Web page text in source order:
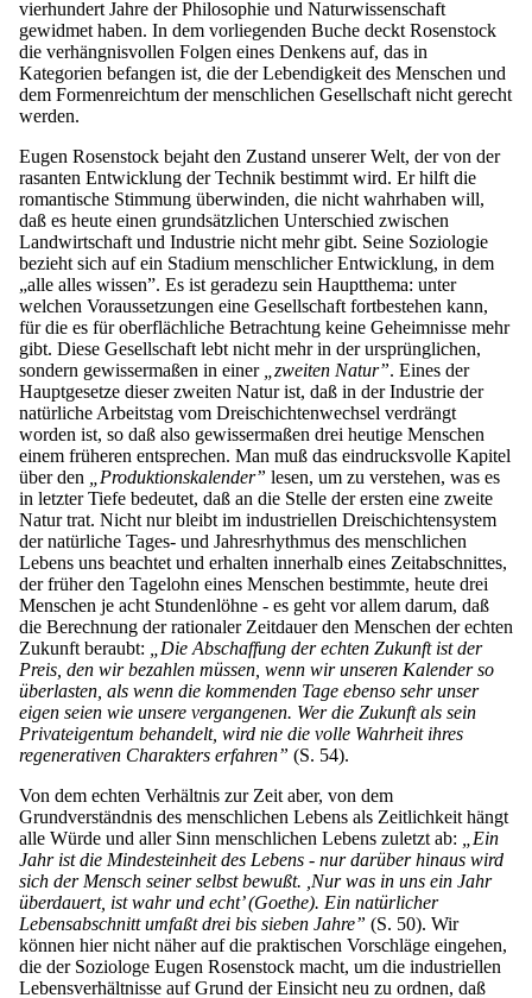
vierhundert Jahre der Philosophie und Naturwissenschaft
gewidmet haben. In dem vorliegenden Buche deckt Rosenstock
die verhängnisvollen Folgen eines Denkens auf, das in
Kategorien befangen ist, die der Lebendigkeit des Menschen und
dem Formenreichtum der menschlichen Gesellschaft nicht gerecht
werden.
Eugen Rosenstock bejaht den Zustand unserer Welt, der von der
rasanten Entwicklung der Technik bestimmt wird. Er hilft die
romantische Stimmung überwinden, die nicht wahrhaben will,
daß es heute einen grundsätzlichen Unterschied zwischen
Landwirtschaft und Industrie nicht mehr gibt. Seine Soziologie
bezieht sich auf ein Stadium menschlicher Entwicklung, in dem
„alle alles wissen”. Es ist geradezu sein Hauptthema: unter
welchen Voraussetzungen eine Gesellschaft fortbestehen kann,
für die es für oberflächliche Betrachtung keine Geheimnisse mehr
gibt. Diese Gesellschaft lebt nicht mehr in der ursprünglichen,
sondern gewissermaßen in einer „zweiten Natur”. Eines der
Hauptgesetze dieser zweiten Natur ist, daß in der Industrie der
natürliche Arbeitstag vom Dreischichtenwechsel verdrängt
worden ist, so daß also gewissermaßen drei heutige Menschen
einem früheren entsprechen. Man muß das eindrucksvolle Kapitel
über den „Produktionskalender” lesen, um zu verstehen, was es
in letzter Tiefe bedeutet, daß an die Stelle der ersten eine zweite
Natur trat. Nicht nur bleibt im industriellen Dreischichtensystem
der natürliche Tages- und Jahresrhythmus des menschlichen
Lebens uns beachtet und erhalten innerhalb eines Zeitabschnittes,
der früher den Tagelohn eines Menschen bestimmte, heute drei
Menschen je acht Stundenlöhne - es geht vor allem darum, daß
die Berechnung der rationaler Zeitdauer den Menschen der echten
Zukunft beraubt: „Die Abschaffung der echten Zukunft ist der
Preis, den wir bezahlen müssen, wenn wir unseren Kalender so
überlasten, als wenn die kommenden Tage ebenso sehr unser
eigen seien wie unsere vergangenen. Wer die Zukunft als sein
Privateigentum behandelt, wird nie die volle Wahrheit ihres
regenerativen Charakters erfahren” (S. 54).
Von dem echten Verhältnis zur Zeit aber, von dem
Grundverständnis des menschlichen Lebens als Zeitlichkeit hängt
alle Würde und aller Sinn menschlichen Lebens zuletzt ab: „Ein
Jahr ist die Mindesteinheit des Lebens - nur darüber hinaus wird
sich der Mensch seiner selbst bewußt. ,Nur was in uns ein Jahr
überdauert, ist wahr und echt’ (Goethe). Ein natürlicher
Lebensabschnitt umfaßt drei bis sieben Jahre” (S. 50). Wir
können hier nicht näher auf die praktischen Vorschläge eingehen,
die der Soziologe Eugen Rosenstock macht, um die industriellen
Lebensverhältnisse auf Grund der Einsicht neu zu ordnen, daß